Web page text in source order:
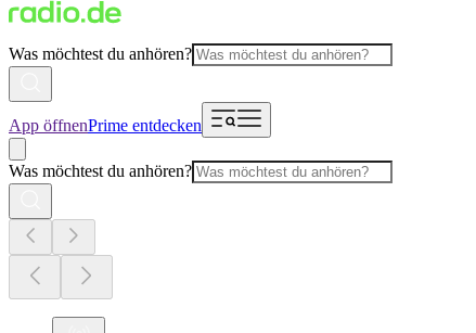
Was möchtest du anhören?
App öffnenPrime entdecken
Was möchtest du anhören?